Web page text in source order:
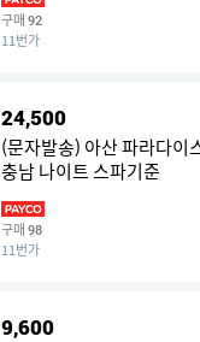
구매 92
11번가
24,500
(문자발송) 아산 파라다이
충남 나이트 스파기준
구매 98
11번가
9,600